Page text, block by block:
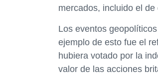
mercados, incluido el de
Los eventos
ejemplo de esto fue el
hubiera votado por la
valor de las acciones